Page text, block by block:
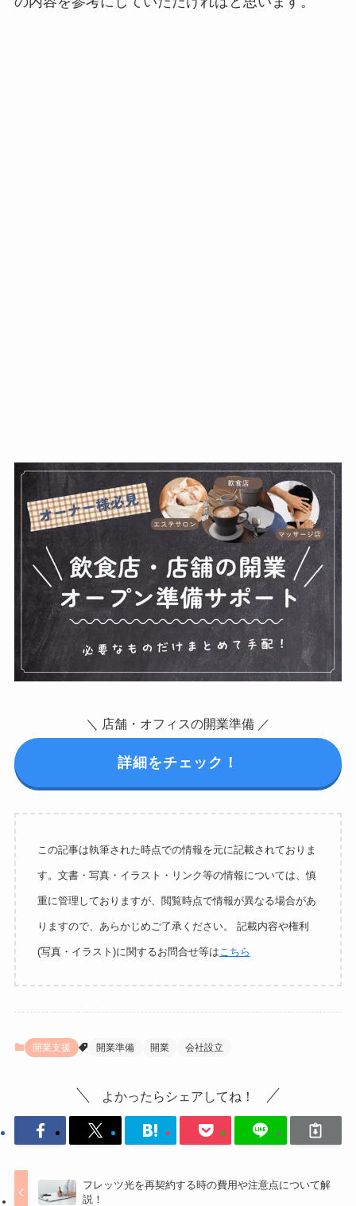
＼ 店舗・オフィスの開業準備 ／
詳細をチェック！
この記事は執筆された時点での情報を元に記載されておりま
す。文書・写真・イラスト・リンク等の情報については、慎
重に管理しておりますが、閲覧時点で情報が異なる場合があ
りますので、あらかじめご了承ください。 記載内容や権利
(写真・イラスト)に関するお問合せ等は こちら
開業支援 開業準備 開業 会社設立
よかったらシェアしてね！
フレッツ光を再契約する時の費用や注意点について解
説！